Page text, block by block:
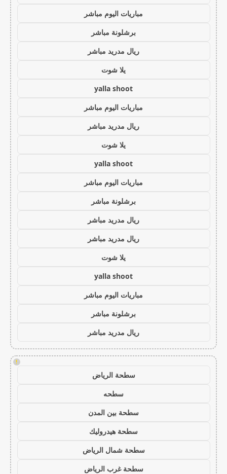
مباريات اليوم مباشر
برشلونة مباشر
ريال مدريد مباشر
يلا شوت
yalla shoot
مباريات اليوم مباشر
ريال مدريد مباشر
يلا شوت
yalla shoot
مباريات اليوم مباشر
برشلونة مباشر
ريال مدريد مباشر
ريال مدريد مباشر
يلا شوت
yalla shoot
مباريات اليوم مباشر
برشلونة مباشر
ريال مدريد مباشر
!
سطحة الرياض
سطحه
سطحة بين المدن
سطحة هيدروليك
سطحة شمال الرياض
سطحة غرب الرياض